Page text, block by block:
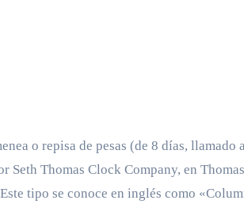
o repisa de pesas (de 8 días,
Seth Thomas Clock Company, en
tipo se conoce en inglés como